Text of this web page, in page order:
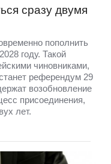
сразу двумя
пополнить
году. Такой
чиновниками,
референдум 29
возобновление
присоединения,
лет.